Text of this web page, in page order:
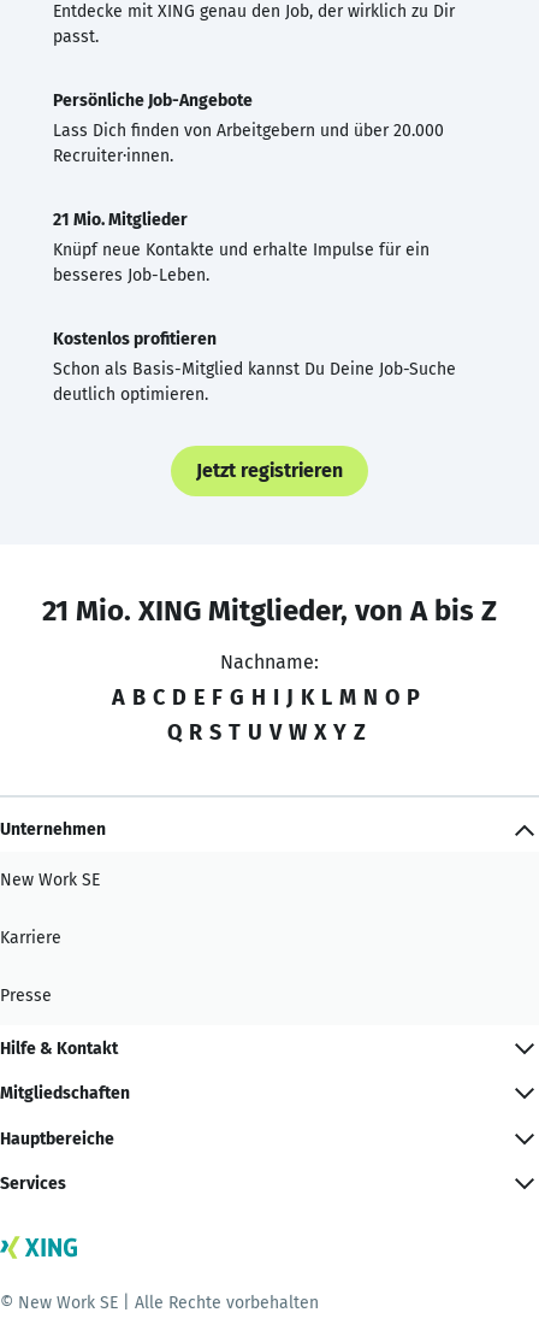
Entdecke mit XING genau den Job, der wirklich zu Dir
passt.
Persönliche Job-Angebote
Lass Dich finden von Arbeitgebern und über 20.000
Recruiter·innen.
21 Mio. Mitglieder
Knüpf neue Kontakte und erhalte Impulse für ein
besseres Job-Leben.
Kostenlos profitieren
Schon als Basis-Mitglied kannst Du Deine Job-Suche
deutlich optimieren.
Jetzt registrieren
21 Mio. XING Mitglieder, von A bis Z
Nachname:
A B C D E F G H I J K L M N O P
Q R S T U V W X Y Z
Unternehmen
New Work SE
Karriere
Presse
Hilfe & Kontakt
Mitgliedschaften
Hauptbereiche
Services
© New Work SE | Alle Rechte vorbehalten